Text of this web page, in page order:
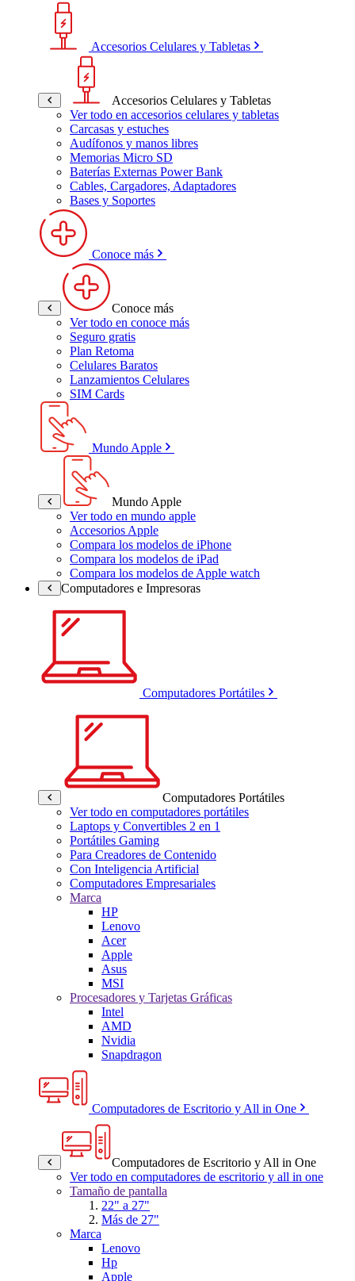
Accesorios Celulares y Tabletas
Accesorios Celulares y Tabletas
Ver todo en accesorios celulares y tabletas
Carcasas y estuches
Audífonos y manos libres
Memorias Micro SD
Baterías Externas Power Bank
Cables, Cargadores, Adaptadores
Bases y Soportes
Conoce más
Conoce más
Ver todo en conoce más
Seguro gratis
Plan Retoma
Celulares Baratos
Lanzamientos Celulares
SIM Cards
Mundo Apple
Mundo Apple
Ver todo en mundo apple
Accesorios Apple
Compara los modelos de iPhone
Compara los modelos de iPad
Compara los modelos de Apple watch
Computadores e Impresoras
Computadores Portátiles
Computadores Portátiles
Ver todo en computadores portátiles
Laptops y Convertibles 2 en 1
Portátiles Gaming
Para Creadores de Contenido
Con Inteligencia Artificial
Computadores Empresariales
Marca
HP
Lenovo
Acer
Apple
Asus
MSI
Procesadores y Tarjetas Gráficas
Intel
AMD
Nvidia
Snapdragon
Computadores de Escritorio y All in One
Computadores de Escritorio y All in One
Ver todo en computadores de escritorio y all in one
Tamaño de pantalla
22" a 27"
Más de 27"
Marca
Lenovo
Hp
Apple